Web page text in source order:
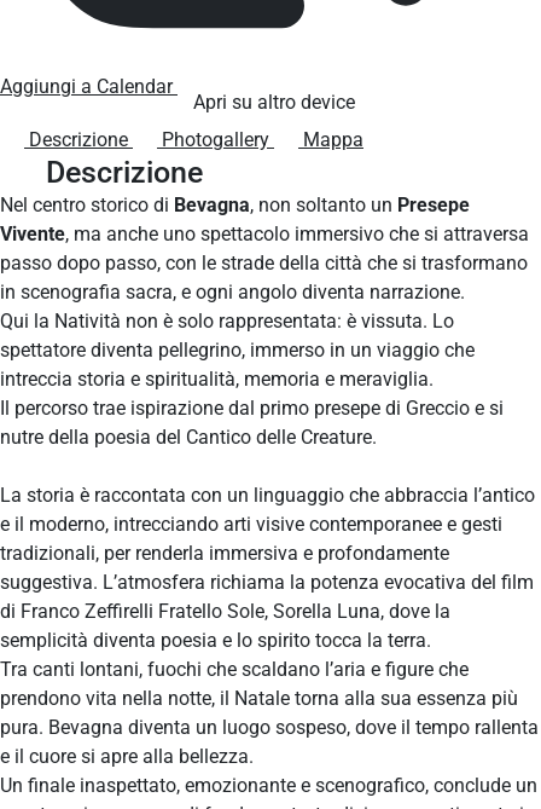
Aggiungi a Calendar
Apri su altro device
Descrizione
Photogallery Mappa
Descrizione
Nel centro storico di Bevagna, non soltanto un Presepe
Vivente, ma anche uno spettacolo immersivo che si attraversa
passo dopo passo, con le strade della città che si trasformano
in scenografia sacra, e ogni angolo diventa narrazione.
Qui la Natività non è solo rappresentata: è vissuta. Lo
spettatore diventa pellegrino, immerso in un viaggio che
intreccia storia e spiritualità, memoria e meraviglia.
Il percorso trae ispirazione dal primo presepe di Greccio e si
nutre della poesia del Cantico delle Creature.
La storia è raccontata con un linguaggio che abbraccia l’antico
e il moderno, intrecciando arti visive contemporanee e gesti
tradizionali, per renderla immersiva e profondamente
suggestiva. L’atmosfera richiama la potenza evocativa del film
di Franco Zeffirelli Fratello Sole, Sorella Luna, dove la
semplicità diventa poesia e lo spirito tocca la terra.
Tra canti lontani, fuochi che scaldano l’aria e figure che
prendono vita nella notte, il Natale torna alla sua essenza più
pura. Bevagna diventa un luogo sospeso, dove il tempo rallenta
e il cuore si apre alla bellezza.
Un finale inaspettato, emozionante e scenografico, conclude un